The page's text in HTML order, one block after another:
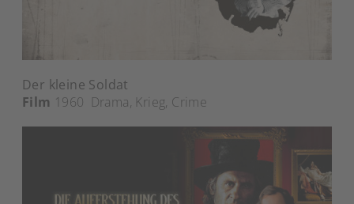
Der kleine Soldat
Film 1960 Drama, Krieg, Crime